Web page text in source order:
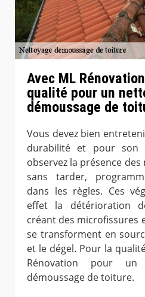
Avec ML
qualité pour un
démoussage de
Vous devez bien
durabilité et pour son
observez la présence des
sans tarder,
dans les règles. Ces
effet la détérioration
créant des microfissures
se transforment en
et le dégel. Pour la
Rénovation pour
démoussage de toiture.